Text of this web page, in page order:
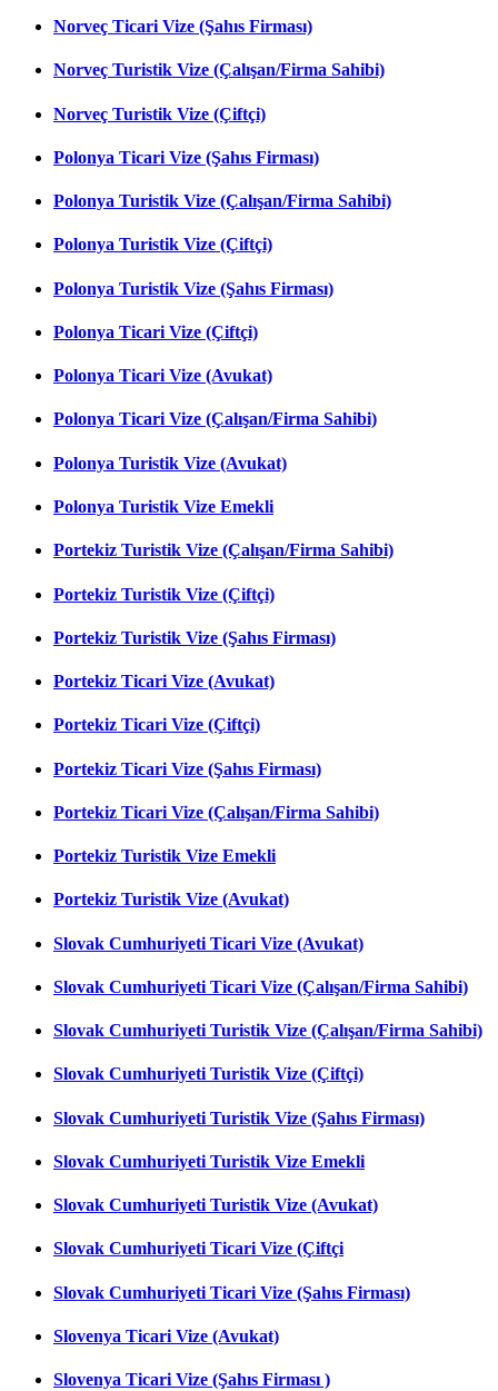
Norveç Ticari Vize (Şahıs Firması)
Norveç Turistik Vize (Çalışan/Firma Sahibi)
Norveç Turistik Vize (Çiftçi)
Polonya Ticari Vize (Şahıs Firması)
Polonya Turistik Vize (Çalışan/Firma Sahibi)
Polonya Turistik Vize (Çiftçi)
Polonya Turistik Vize (Şahıs Firması)
Polonya Ticari Vize (Çiftçi)
Polonya Ticari Vize (Avukat)
Polonya Ticari Vize (Çalışan/Firma Sahibi)
Polonya Turistik Vize (Avukat)
Polonya Turistik Vize Emekli
Portekiz Turistik Vize (Çalışan/Firma Sahibi)
Portekiz Turistik Vize (Çiftçi)
Portekiz Turistik Vize (Şahıs Firması)
Portekiz Ticari Vize (Avukat)
Portekiz Ticari Vize (Çiftçi)
Portekiz Ticari Vize (Şahıs Firması)
Portekiz Ticari Vize (Çalışan/Firma Sahibi)
Portekiz Turistik Vize Emekli
Portekiz Turistik Vize (Avukat)
Slovak Cumhuriyeti Ticari Vize (Avukat)
Slovak Cumhuriyeti Ticari Vize (Çalışan/Firma Sahibi)
Slovak Cumhuriyeti Turistik Vize (Çalışan/Firma Sahibi)
Slovak Cumhuriyeti Turistik Vize (Çiftçi)
Slovak Cumhuriyeti Turistik Vize (Şahıs Firması)
Slovak Cumhuriyeti Turistik Vize Emekli
Slovak Cumhuriyeti Turistik Vize (Avukat)
Slovak Cumhuriyeti Ticari Vize (Çiftçi
Slovak Cumhuriyeti Ticari Vize (Şahıs Firması)
Slovenya Ticari Vize (Avukat)
Slovenya Ticari Vize (Şahıs Firması )